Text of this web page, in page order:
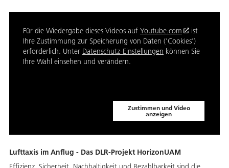
Für die Wiedergabe dieses Videos auf Youtube.com
ist
Ihre Zustimmung zur Speicherung von Daten ('Cookies')
erforderlich. Unter Datenschutz-Einstellungen können Sie
Ihre Wahl einsehen und verändern.
Zustimmen und Video
anzeigen
Lufttaxis im Anflug - Das DLR-Projekt HorizonUAM